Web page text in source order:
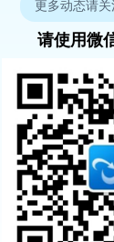
更多动态请
请使用微